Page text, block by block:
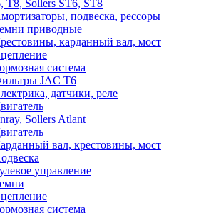
T8, Sollers ST6, ST8
подвеска, рессоры
приводные
карданный вал, мост
система
JAC T6
датчики, реле
Sollers Atlant
вал, крестовины, мост
управление
система